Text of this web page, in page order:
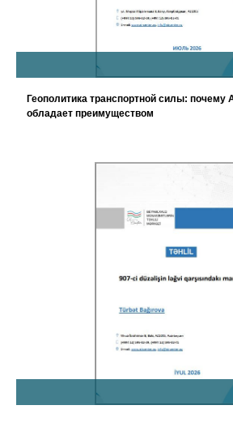
Геополитика транспортной силы: почему
обладает преимуществом